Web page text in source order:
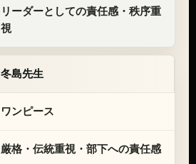
リーダーとしての責任感・秩序重
視
冬島先生
ワンピース
厳格・伝統重視・部下への責任感